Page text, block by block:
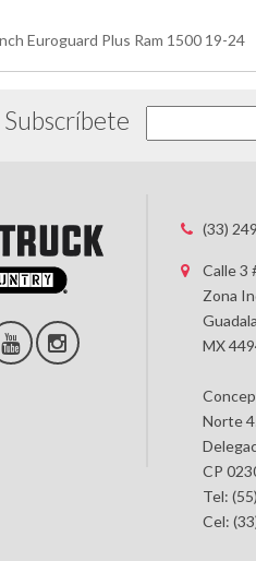
Euroguard Plus Ram 1500 19-24
Subscríbete
(33)
Calle 3
Zona
MX
Norte
CP
Tel:
Cel: